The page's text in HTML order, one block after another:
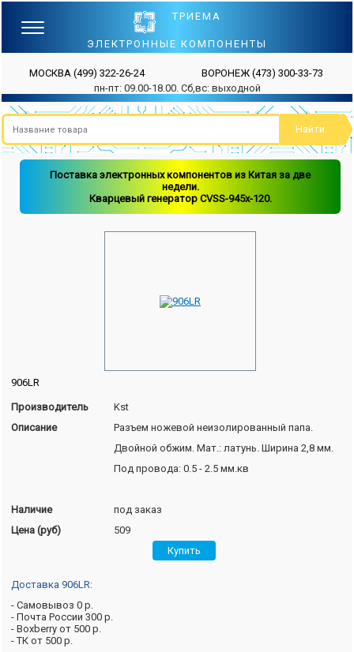
ТРИЕМА
ЭЛЕКТРОННЫЕ КОМПОНЕНТЫ
МОСКВА (499) 322-26-24 ВОРОНЕЖ (473) 300-33-73
пн-пт: 09.00-18.00. Сб,вс: выходной
Поставка электронных компонентов из Китая за две
недели.
Кварцевый генератор CVSS-945x-120.
906LR
Производитель
Kst
Описание
Разъем ножевой неизолированный папа.
Двойной обжим. Мат.: латунь. Ширина 2,8 мм.
Под провода: 0.5 - 2.5 мм.кв
Наличие
под заказ
Цена (руб)
509
Доставка 906LR:
- Самовывоз 0 р.
- Почта России 300 р.
- Boxberry от 500 р.
- ТК от 500 р.